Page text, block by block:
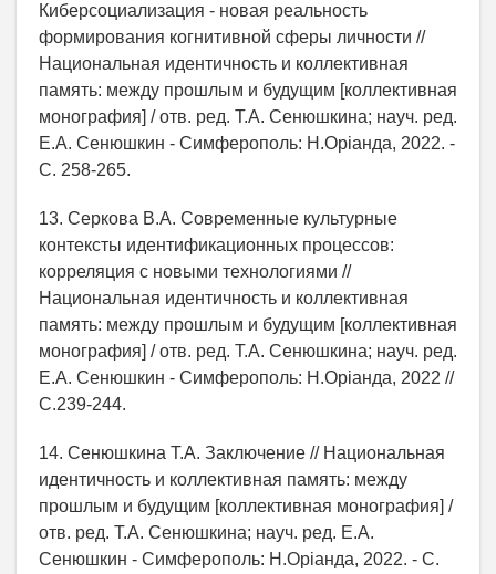
Киберсоциализация - новая реальность
формирования когнитивной сферы личности //
Национальная идентичность и коллективная
память: между прошлым и будущим [коллективная
монография] / отв. ред. Т.А. Сенюшкина; науч. ред.
Е.А. Сенюшкин - Симферополь: Н.Орiанда, 2022. -
С. 258-265.
13. Cеркова В.А. Современные культурные
контексты идентификационных процессов:
корреляция с новыми технологиями //
Национальная идентичность и коллективная
память: между прошлым и будущим [коллективная
монография] / отв. ред. Т.А. Сенюшкина; науч. ред.
Е.А. Сенюшкин - Симферополь: Н.Орiанда, 2022 //
С.239-244.
14. Сенюшкина Т.А. Заключение // Национальная
идентичность и коллективная память: между
прошлым и будущим [коллективная монография] /
отв. ред. Т.А. Сенюшкина; науч. ред. Е.А.
Сенюшкин - Симферополь: Н.Орiанда, 2022. - С.